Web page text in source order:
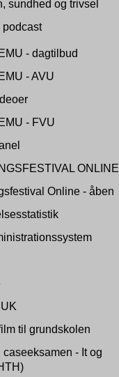
sundhed og trivsel
podcast
- dagtilbud
- AVU
- FVU
ONLINE
Online - åben
til grundskolen
caseeksamen - It og